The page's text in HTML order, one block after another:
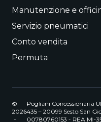
Manutenzione e
Servizio pneumatici
Conto vendita
Permuta
©
2026
-
Pogliani Concessionaria
435 – 20099 Sesto San
00780760153 - REA MI-